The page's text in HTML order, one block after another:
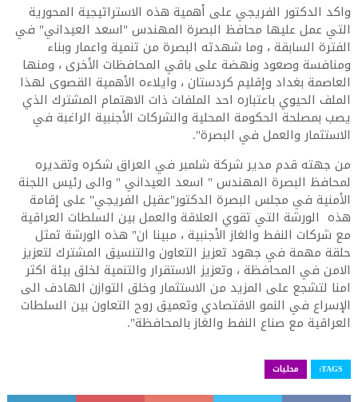
واكد الدكتور الفريجي على أهمية هذه الاستراتيجية المحورية
التي عمل عليها محافظ البصرة المهندس "اسعد العيداني" في
الفترة السابقة ، وما شهدته البصرة من تنمية واعمار وبناء
ومنافسة وصعود ونهضة على باقي المحافظات الأخرى ، ومنها
العاصمة بغداد وإقليم كردستان ، وايلاءه الأهمية القصوى لهذا
الملف الحيوي باعتباره احد الملفات ذات الاهتمام المشترك الذي
يصب بمصلحة الحكومة المحلية والشركات الأجنبية الراغبة في
الاستثمار والعمل في البصرة".
من جهته قدم مدير شركة شلمبر في العراق شكره وتقديره
لمحافظ البصرة المهندس " اسعد العيداني " والى رئيس اللجنة
الأمنية في مجلس البصرة الدكتور"عقيل الفريجي" على إقامة
هذه الورشة التي تقوي العلاقة والعمل بين السلطات العراقية
مع شركات النفط والغاز الأجنبية ، مبينا ان" هذه الورشة تمثل
حلقة مهمة في جهود تعزيز التعاون والتنسيق المشترك لتعزيز
الامن في المحافظة ، وتعزيز الاستقرار والتنمية لخلق بيئة اكثر
امنا لتشجع على المزيد من الاستثمار وخلق التوازن الهادف الى
الإسراع في النمو الاقتصادي وتعميق روح التعاون بين السلطات
العراقية مع صناع النفط والغاز بالمحافظة".
TAGS: محليات